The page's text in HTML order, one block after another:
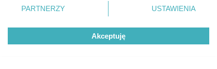
zmienić/wycofać klikając przycisk ustawień prywatności
znajdujący się w lewym dolnym rogu strony
rodzaje przetwarzania danych nie wymagają zgody
użytkownika, ale masz prawo sprzeciwić się takiemu
przetwarzaniu. Preferencje będą miały zastosowanie tylko
PARTNERZY USTAWIENIA
Akceptuję